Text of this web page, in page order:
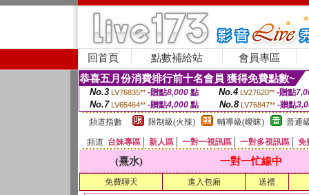
回首頁 點數補給站 會員專區
恭喜五月份消費排行前十名會員 獲得免費點數~
No.3 LV76835** -贈點8,000點 No.4 LV27620** -贈點
No.7 LV65464** -贈點4,000 點 No.8 LV76847** -贈點
頻道指數
限制級(火辣) 輔導級(曖昧) 普通
頻道 台妹專區 新人區 一對一視訊區 一對多視訊區 免
(熹水) 一對一忙線中
免費聊天 進入包廂 送禮